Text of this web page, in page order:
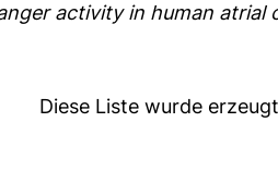
activity in human atrial
Diese Liste wurde